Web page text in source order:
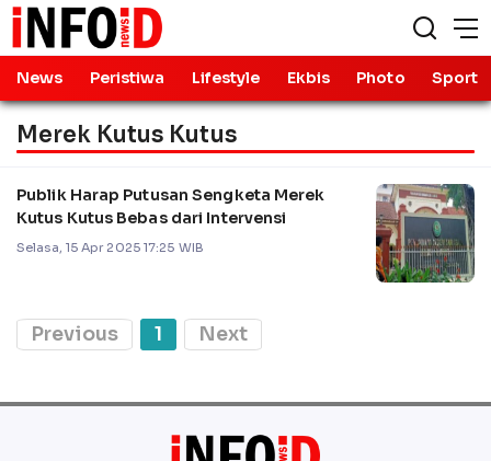
News Peristiwa Lifestyle Ekbis Photo Sport
Merek Kutus Kutus
Publik Harap Putusan Sengketa Merek
Kutus Kutus Bebas dari Intervensi
Selasa, 15 Apr 2025 17:25 WIB
Previous 1 Next